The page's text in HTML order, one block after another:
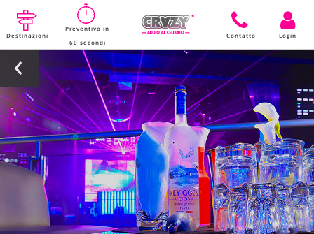
Destinazioni
Preventivo in
60 secondi
Contatto Login